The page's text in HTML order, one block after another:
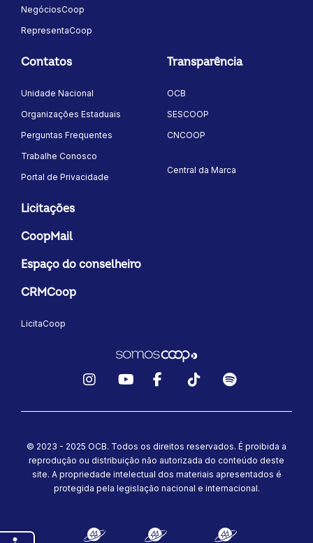
NegóciosCoop
RepresentaCoop
Contatos
Unidade Nacional
Organizações Estaduais
Perguntas Frequentes
Trabalhe Conosco
Portal de Privacidade
Transparência
OCB
SESCOOP
CNCOOP
Central da Marca
Licitações
CoopMail
Espaço do conselheiro
CRMCoop
LicitaCoop
© 2023 - 2025 OCB. Todos os direitos reservados. É proibida a
reprodução ou distribuição não autorizada do conteúdo deste
site. A propriedade intelectual dos materiais apresentados é
protegida pela legislação nacional e internacional.